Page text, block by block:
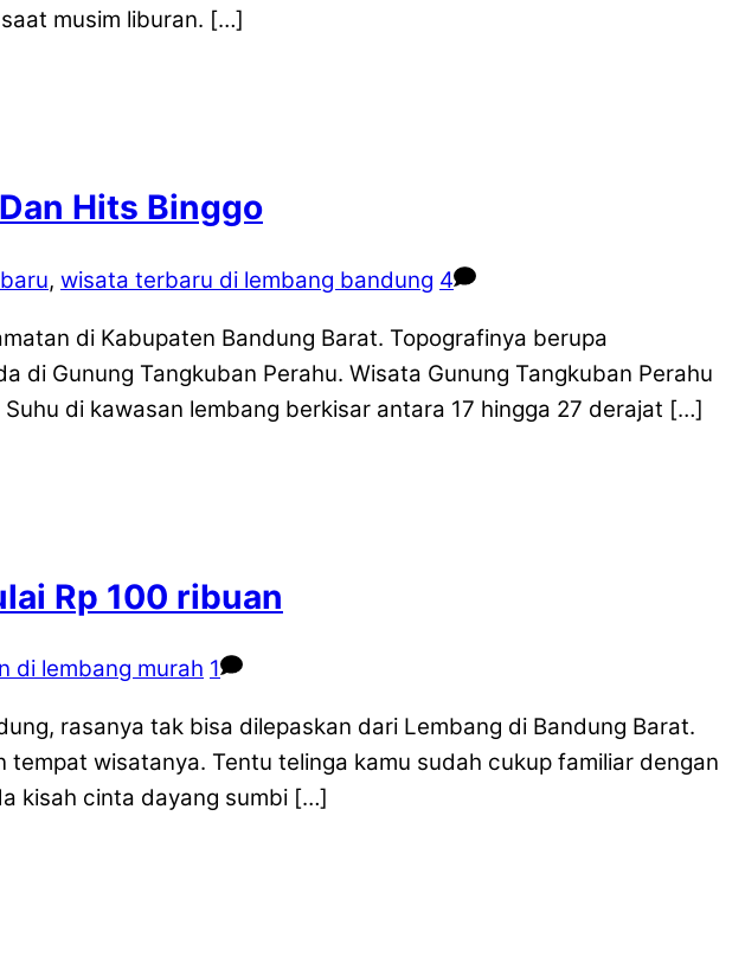
musim liburan. […]
Hits Binggo
, wisata terbaru di lembang bandung 4
di Kabupaten Bandung Barat. Topografinya berupa
Gunung Tangkuban Perahu. Wisata Gunung Tangkuban Perahu
di kawasan lembang berkisar antara 17 hingga 27 derajat […]
Rp 100 ribuan
di lembang murah 1
rasanya tak bisa dilepaskan dari Lembang di Bandung Barat.
wisatanya. Tentu telinga kamu sudah cukup familiar dengan
kisah cinta dayang sumbi […]